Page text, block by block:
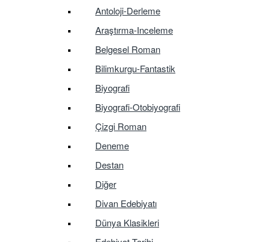
Antoloji-Derleme
Araştırma-Inceleme
Belgesel Roman
Bilimkurgu-Fantastik
Biyografi
Biyografi-Otobiyografi
Çizgi Roman
Deneme
Destan
Diğer
Divan Edebiyatı
Dünya Klasikleri